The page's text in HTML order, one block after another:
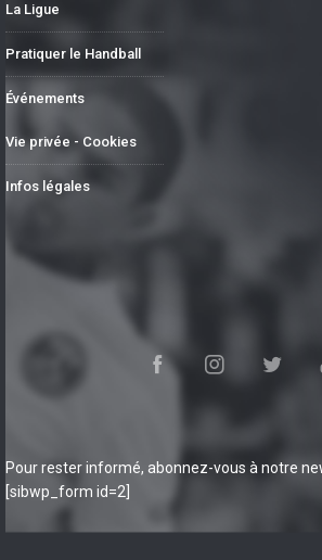
La Ligue
Pratiquer le Handball
Événements
Vie privée - Cookies
Infos légales
Pour rester informé, abonnez-vous à notre
[sibwp_form id=2]